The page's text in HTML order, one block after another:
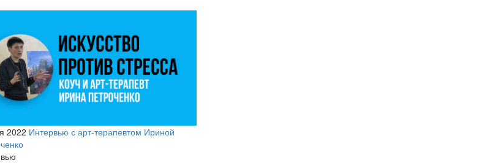
2022 Интервью с арт-терапевтом Ириной